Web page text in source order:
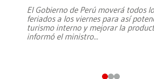
El Gobierno de Perú moverá todos
feriados a los viernes para así
turismo interno y mejorar la
informó el ministro...